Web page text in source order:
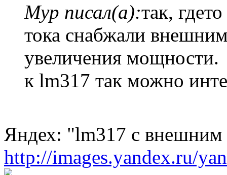
Myp писал(а):так,
тока снабжали
увеличения мощности.
к lm317 так можно
Яндех: "lm317 с внешним
http://images.yandex.ru/